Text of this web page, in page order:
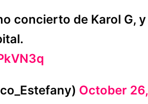
concierto de Karol G, y
October 26,